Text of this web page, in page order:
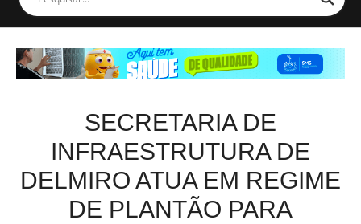
SECRETARIA DE
INFRAESTRUTURA DE
DELMIRO ATUA EM REGIME
DE PLANTÃO PARA